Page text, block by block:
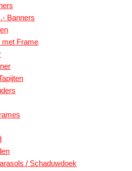
Banners
met Frame
/ Schaduwdoek